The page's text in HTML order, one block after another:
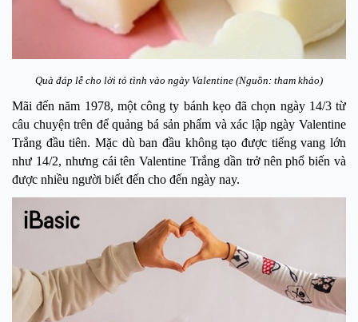
Quà đáp lễ cho lời tỏ tình vào ngày Valentine (Nguồn: tham khảo)
Mãi đến năm 1978, một công ty bánh kẹo đã chọn ngày 14/3 từ
câu chuyện trên để quảng bá sản phẩm và xác lập ngày Valentine
Trắng đầu tiên. Mặc dù ban đầu không tạo được tiếng vang lớn
như 14/2, nhưng cái tên Valentine Trắng dần trở nên phổ biến và
được nhiều người biết đến cho đến ngày nay.